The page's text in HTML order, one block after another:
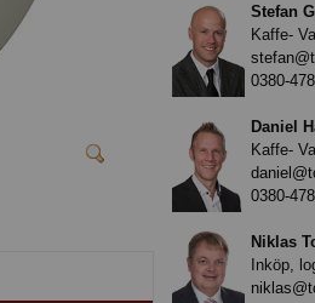
Stefan
Kaffe-
0380-
Daniel
Kaffe-
0380-
Niklas
Inköp,